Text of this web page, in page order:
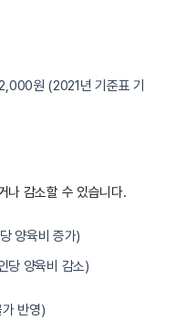
원 (2021년 기준표 기
나 감소할 수 있습니다.
양육비 증가)
당 양육비 감소)
반영)